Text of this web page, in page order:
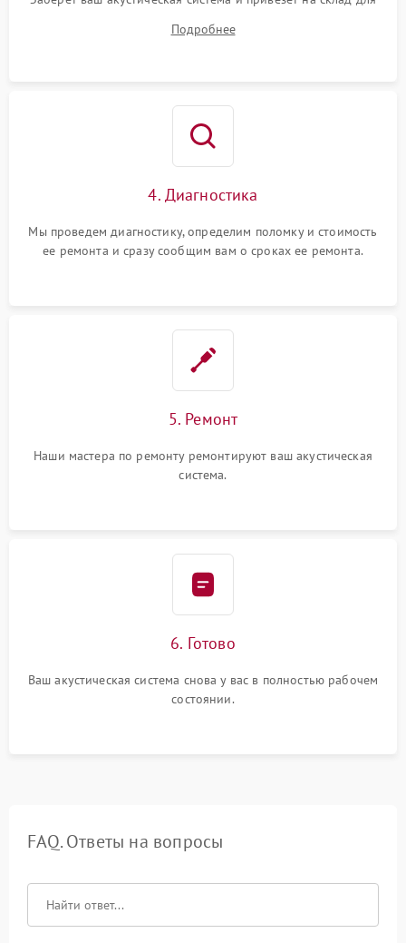
Подробнее
4. Диагностика
Мы проведем диагностику, определим поломку и стоимость
ее ремонта и сразу сообщим вам о сроках ее ремонта.
5. Ремонт
Наши мастера по ремонту ремонтируют ваш акустическая
система.
6. Готово
Ваш акустическая система снова у вас в полностью рабочем
состоянии.
FAQ. Ответы на вопросы